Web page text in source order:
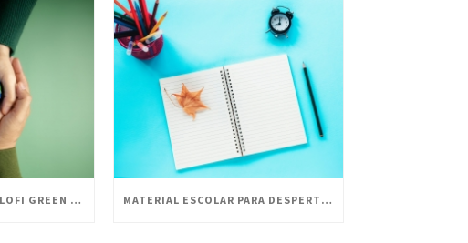
LA HISTORIA DE ESCOLOFI GREEN Y SUS PRODUCTOS MATERIAL ESCOLAR PARA DESPERTAR LA CREATIVIDAD EN PEQUEÑOS ARTISTAS